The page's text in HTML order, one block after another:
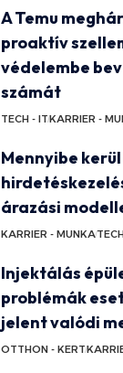
A Temu
proaktív
védelembe
számát
TECH - ITKARRIER -
Mennyibe
árazási
KARRIER - MUNKA
Injektálás
problémák
jelent valódi
OTTHON - KERT